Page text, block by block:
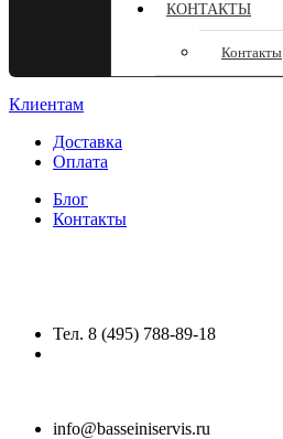
КОНТАКТЫ
Контакты
Клиентам
Доставка
Оплата
Блог
Контакты
Тел. 8 (495) 788-89-18
info@basseiniservis.ru